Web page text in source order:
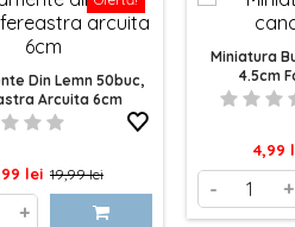
Din Lemn 50buc,
Arcuita 6cm
lei Pret
19,99 lei
+
Miniatura
4.5cm
Pret
4,99
- +